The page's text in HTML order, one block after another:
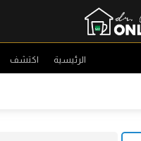
الرئيسية اكتشف